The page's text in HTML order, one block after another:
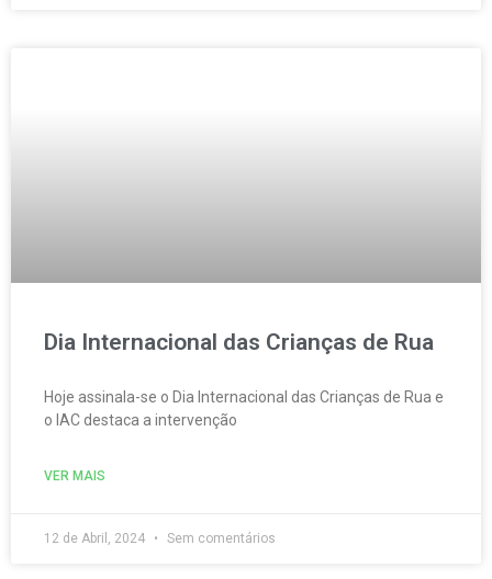
Dia Internacional das Crianças de Rua
Hoje assinala-se o Dia Internacional das Crianças de Rua e
o IAC destaca a intervenção
VER MAIS
12 de Abril, 2024 Sem comentários